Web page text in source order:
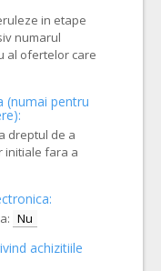
in etape
numarul
al ofertelor care
(numai pentru
dreptul de a
initiale fara a
Nu
achizitiile